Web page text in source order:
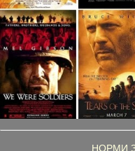
НОРМИ